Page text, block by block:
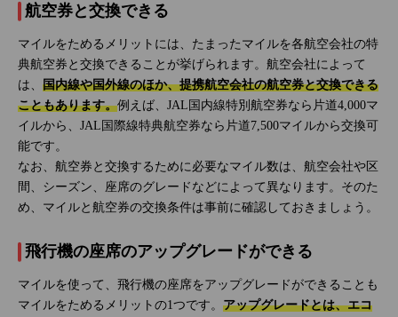
航空券と交換できる
マイルをためるメリットには、たまったマイルを各航空会社の特
典航空券と交換できることが挙げられます。航空会社によって
は、 国内線や国外線のほか、提携航空会社の航空券と交換できる
こともあります。例えば、JAL国内線特別航空券なら片道4,000マ
イルから、JAL国際線特典航空券なら片道7,500マイルから交換可
能です。
なお、航空券と交換するために必要なマイル数は、航空会社や区
間、シーズン、座席のグレードなどによって異なります。そのた
め、マイルと航空券の交換条件は事前に確認しておきましょう。
飛行機の座席のアップグレードができる
マイルを使って、飛行機の座席をアップグレードができることも
マイルをためるメリットの1つです。 アップグレードとは、エコ